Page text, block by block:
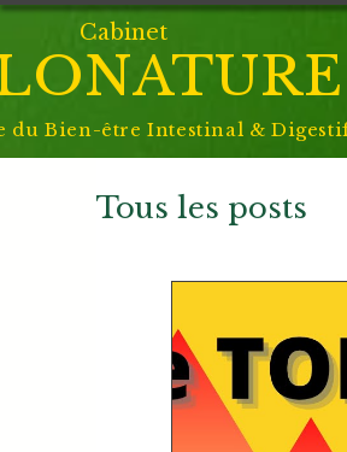
Cabinet
du Bien-être Intestinal &
Tous les posts
Vidéos